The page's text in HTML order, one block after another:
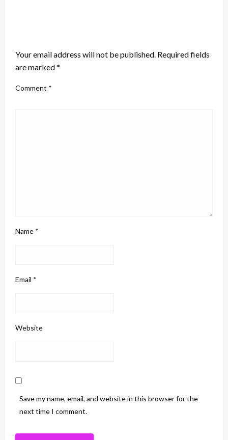
Your email address will not be published. Required fields
are marked*
Comment *
Name *
Email *
Website
Save my name, email, and website in this browser for the
next time I comment.